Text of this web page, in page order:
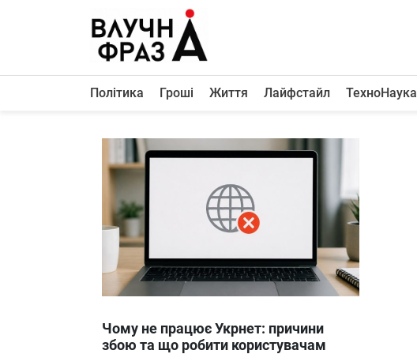
Політика
Життя
Лайфстайл
ТехноНаука
Людина
Корисності
Про нас
Політика Гроші Життя Лайфстайл ТехноНаука
Чому не працює Укрнет: причини
збою та що робити користувачам